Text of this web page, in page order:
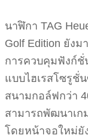
นาฬิกา TAG
Golf Edition ยัง
การควบคุมฟังก์
แบบไฮเรสโซรูชั่
สนามกอล์ฟกว่า
สามารถพัฒนาเก
โดยหน้าจอใหม่ยั